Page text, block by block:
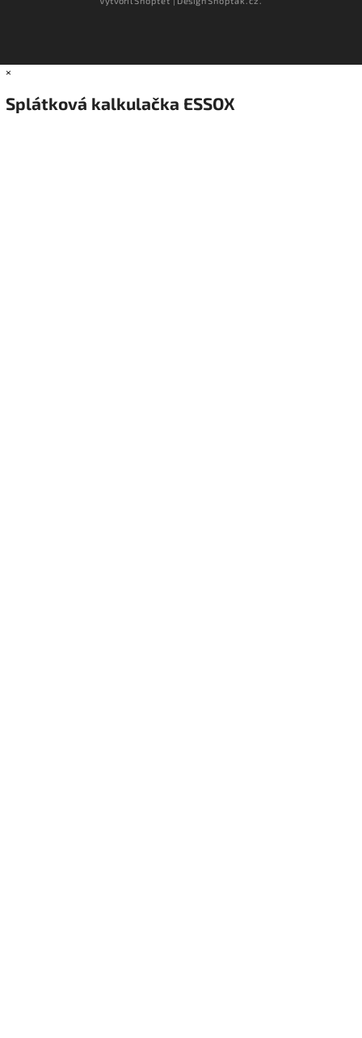
×
Splátková kalkulačka ESSOX